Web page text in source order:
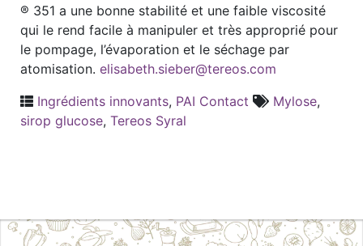
® 351 a une bonne stabilité et une faible viscosité
qui le rend facile à manipuler et très approprié pour
le pompage, l’évaporation et le séchage par
atomisation. elisabeth.sieber@tereos.com
Ingrédients innovants, PAI Contact Mylose,
sirop glucose, Tereos Syral